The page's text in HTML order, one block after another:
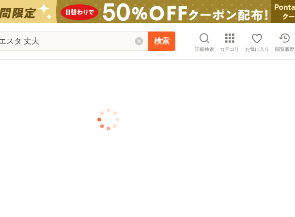
検索
詳細検索 カテゴリ お気に入り 閲覧履歴